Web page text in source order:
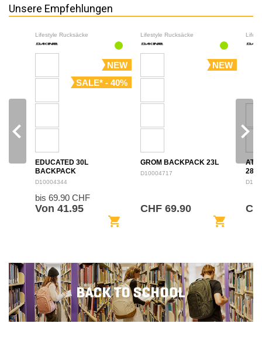
Unsere Empfehlungen
Lifestyle Rucksäcke
NEW
SALE* - 40%
EDUCATED 30L
BACKPACK
D10004344
bis 69.90 CHF
Von 41.95
shopping_cart
Lifestyle Rucksäcke
NEW
GROM BACKPACK 23L
D10004717
CHF 69.90
shopping_cart
28L
navigate_before navigate_next